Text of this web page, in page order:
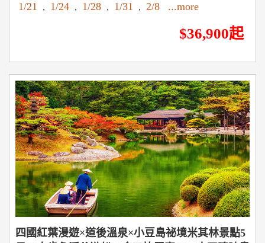
1/21 , 1/24 , 1/28 , 1/31 , 2/8 ...more
$36,900起
四國紅葉漫遊×道後溫泉×小豆島祕境米其林景點5